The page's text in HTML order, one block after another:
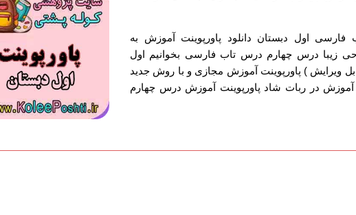
فارسی اول دبستان دانلود پاورپوینت آموزش به
زیبا درس چهارم درس تاب فارسی بخوانیم اول
ویرایش ) پاورپوینت آموزش مجازی و با روش جدید
در ربات شاد پاورپوینت آموزش درس چهارم